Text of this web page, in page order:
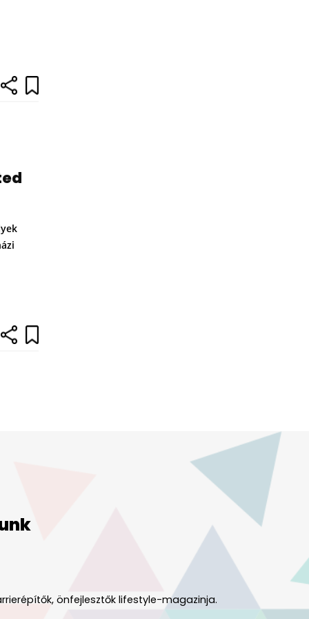
önfejlesztők lifestyle-magazinja.